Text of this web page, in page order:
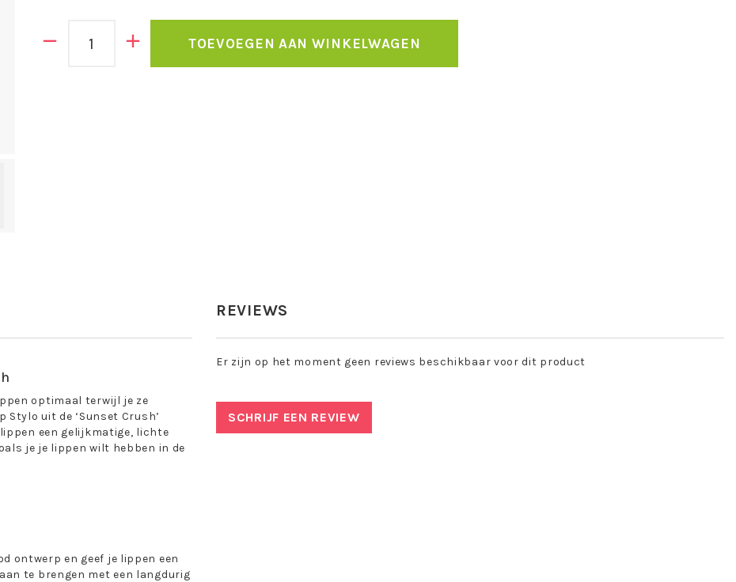
TOEVOEGEN AAN WINKELWAGEN
optimaal terwijl je ze
uit de ‘Sunset Crush’
een gelijkmatige, lichte
je je lippen wilt hebben in de
ontwerp en geef je lippen een
te brengen met een langdurig
REVIEWS
Er zijn op het moment geen reviews beschikbaar voor dit product
SCHRIJF EEN REVIEW